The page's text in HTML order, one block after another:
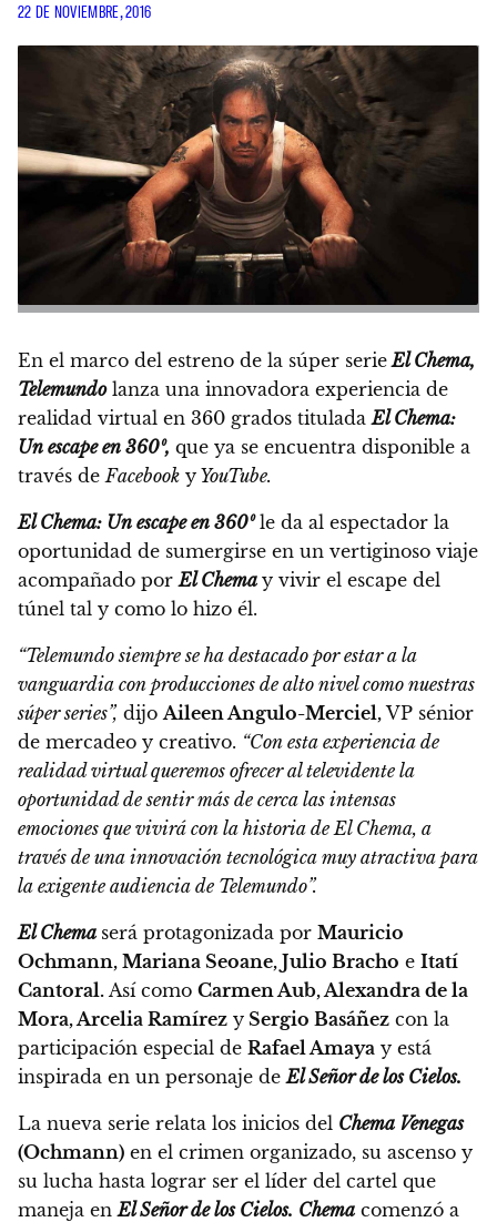
22 DE NOVIEMBRE, 2016
En el marco del estreno de la súper serieEl Chema,
Telemundolanza una innovadora experiencia de
realidad virtual en 360 grados tituladaEl Chema:
Un escape en 360⁰, que ya se encuentra disponible a
través de Facebook y YouTube.
El Chema: Un escape en 360⁰le da al espectador la
oportunidad de sumergirse en un vertiginoso viaje
acompañado porEl Chema y vivir el escape del
túnel tal y como lo hizo él.
“Telemundo siempre se ha destacado por estar a la
vanguardia con producciones de alto nivel como nuestras
súper series”, dijo Aileen Angulo-Merciel,VP sénior
de mercadeo y creativo. “Con esta experiencia de
realidad virtual queremos ofrecer al televidente la
oportunidad de sentir más de cerca las intensas
emociones que vivirá con la historia de El Chema, a
través de una innovación tecnológica muy atractiva para
la exigente audiencia de Telemundo”.
El Chema será protagonizada por Mauricio
Ochmann, Mariana Seoane, Julio Bracho e Itatí
Cantoral. Así como Carmen Aub, Alexandra de la
Mora, Arcelia Ramírez y Sergio Basáñez con la
participación especial de Rafael Amaya y está
inspirada en un personaje deEl Señor de los Cielos.
La nueva serie relata los inicios del Chema Venegas
(Ochmann) en el crimen organizado, su ascenso y
su lucha hasta lograr ser el líder del cartel que
maneja enEl Señor de los Cielos. Chema comenzó a